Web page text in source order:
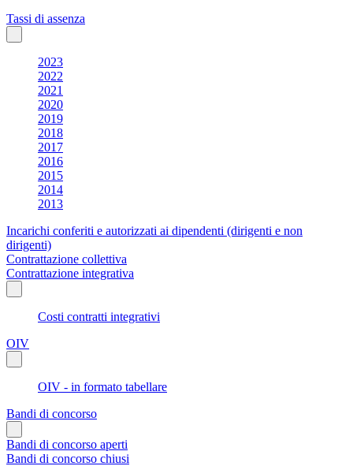
Tassi di assenza
2023
2022
2021
2020
2019
2018
2017
2016
2015
2014
2013
Incarichi conferiti e autorizzati ai dipendenti (dirigenti e non
dirigenti)
Contrattazione collettiva
Contrattazione integrativa
Costi contratti integrativi
OIV
OIV - in formato tabellare
Bandi di concorso
Bandi di concorso aperti
Bandi di concorso chiusi